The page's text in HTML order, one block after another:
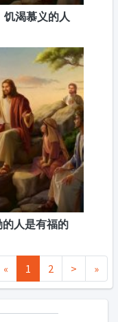
渴慕义的人
人是有福的
« 1 2 > »